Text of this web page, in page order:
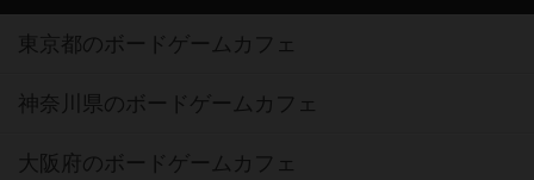
東京都のボードゲームカフェ
神奈川県のボードゲームカフェ
大阪府のボードゲームカフェ